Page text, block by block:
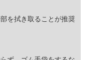
を拭き取ることが推奨